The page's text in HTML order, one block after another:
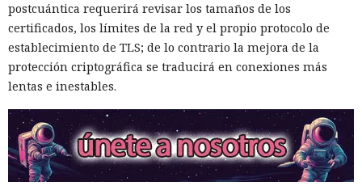
postcuántica requerirá revisar los tamaños de los
certificados, los límites de la red y el propio protocolo de
establecimiento de TLS; de lo contrario la mejora de la
protección criptográfica se traducirá en conexiones más
lentas e inestables.